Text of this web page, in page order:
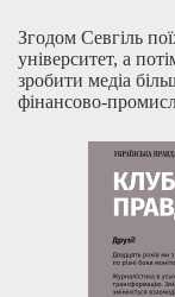
Згодом Севгіль
університет, а
зробити медіа
фінансово-